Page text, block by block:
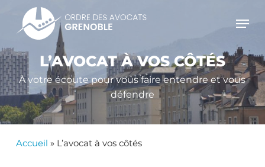
main
content
L’AVOCAT À VOS CÔTÉS
À votre écoute pour vous faire entendre et vous
défendre
Accueil » L’avocat à vos côtés